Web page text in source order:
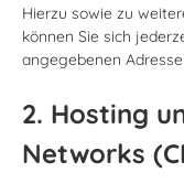
Hierzu sowie zu
können Sie sich
angegebenen
2. Hosting
Networks